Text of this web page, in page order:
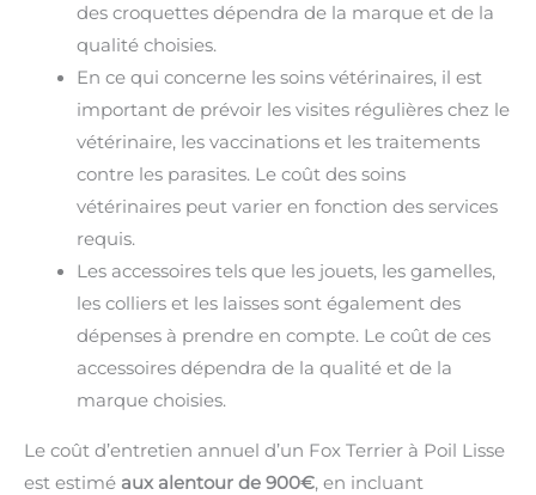
des croquettes dépendra de la marque et de la
qualité choisies.
En ce qui concerne les soins vétérinaires, il est
important de prévoir les visites régulières chez le
vétérinaire, les vaccinations et les traitements
contre les parasites. Le coût des soins
vétérinaires peut varier en fonction des services
requis.
Les accessoires tels que les jouets, les gamelles,
les colliers et les laisses sont également des
dépenses à prendre en compte. Le coût de ces
accessoires dépendra de la qualité et de la
marque choisies.
Le coût d’entretien annuel d’un Fox Terrier à Poil Lisse
est estimé aux alentour de 900€, en incluant